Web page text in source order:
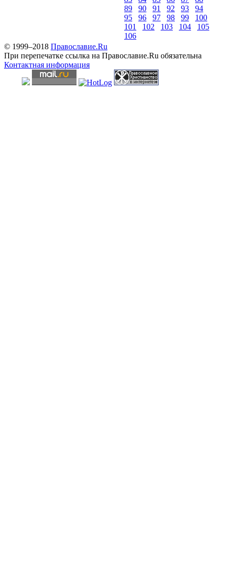
89
90 91 92 93
94
95
96 97 98 99
100
101
102 103 104
105
106
© 1999–2018 Православие.Ru
При перепечатке ссылка на Православие.Ru обязательна
Контактная информация